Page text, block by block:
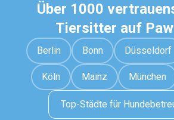
Über 1000
Tiersitter auf
Berlin Bonn Düsseldorf
Köln Mainz München
Top-Städte für